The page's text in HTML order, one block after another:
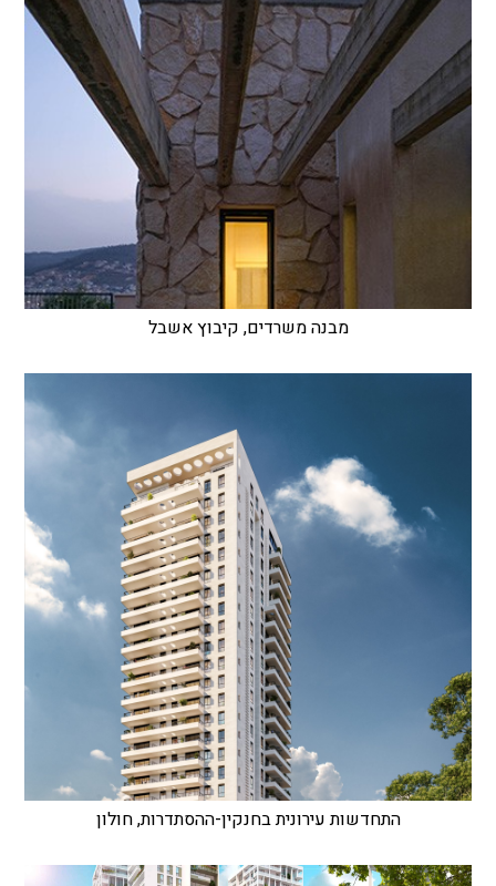
מבנה משרדים, קיבוץ אשבל
התחדשות עירונית בחנקין-ההסתדרות, חולון